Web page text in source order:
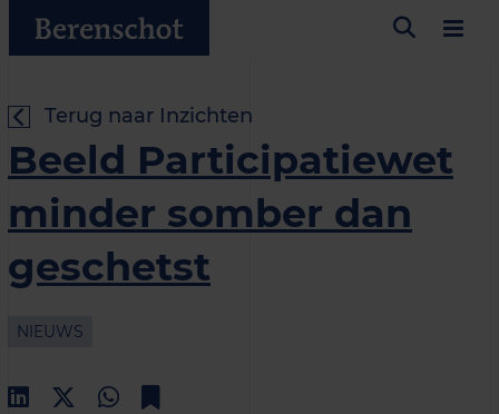
Terug naar Inzichten
Beeld Participatiewet
minder somber dan
geschetst
NIEUWS